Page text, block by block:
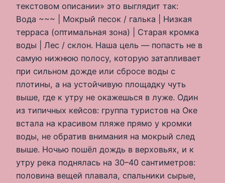
текстовом описании» это выглядит так:
Вода ~~~ | Мокрый песок / галька | Низкая
терраса (оптимальная зона) | Старая кромка
воды | Лес / склон. Наша цель — попасть не в
самую нижнюю полосу, которую затапливает
при сильном дожде или сбросе воды с
плотины, а на устойчивую площадку чуть
выше, где к утру не окажешься в луже. Один
из типичных кейсов: группа туристов на Оке
встала на красивом пляже прямо у кромки
воды, не обратив внимания на мокрый след
выше. Ночью пошёл дождь в верховьях, и к
утру река поднялась на 30–40 сантиметров:
половина вещей плавала, спальники сырые,